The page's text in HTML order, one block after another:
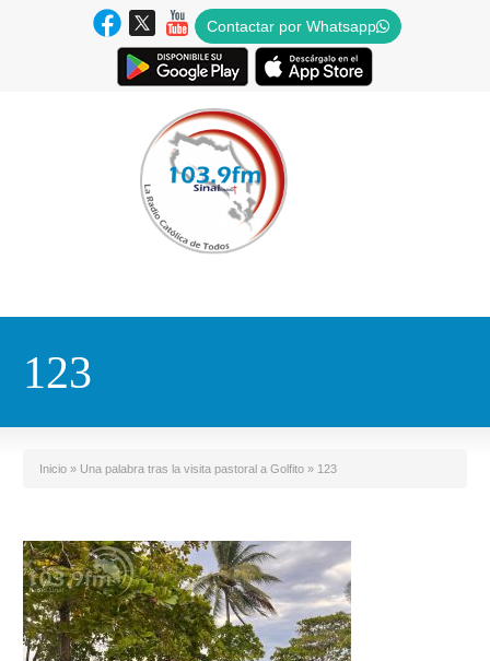
Contactar por Whatsapp
123
Inicio » Una palabra tras la visita pastoral a Golfito » 123